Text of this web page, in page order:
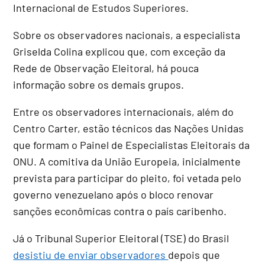
Internacional de Estudos Superiores.
Sobre os observadores nacionais, a especialista
Griselda Colina explicou que, com exceção da
Rede de Observação Eleitoral, há pouca
informação sobre os demais grupos.
Entre os observadores internacionais, além do
Centro Carter, estão técnicos das Nações Unidas
que formam o Painel de Especialistas Eleitorais da
ONU. A comitiva da União Europeia, inicialmente
prevista para participar do pleito, foi vetada pelo
governo venezuelano após o bloco renovar
sanções econômicas contra o país caribenho.
Já o Tribunal Superior Eleitoral (TSE) do Brasil
desistiu de enviar observadores depois que